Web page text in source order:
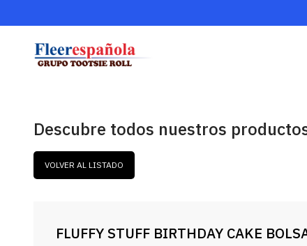
Descubre todos nuestros
VOLVER AL LISTADO
FLUFFY STUFF BIRTHDAY CAKE